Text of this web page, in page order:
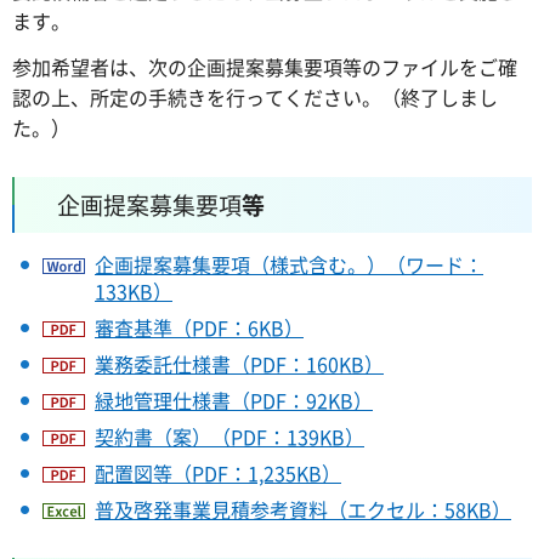
ます。
参加希望者は、次の企画提案募集要項等のファイルをご確
認の上、所定の手続きを行ってください。（終了しまし
た。）
企画提案募集要項等
企画提案募集要項（様式含む。）（ワード：
133KB）
審査基準（PDF：6KB）
業務委託仕様書（PDF：160KB）
緑地管理仕様書（PDF：92KB）
契約書（案）（PDF：139KB）
配置図等（PDF：1,235KB）
普及啓発事業見積参考資料（エクセル：58KB）